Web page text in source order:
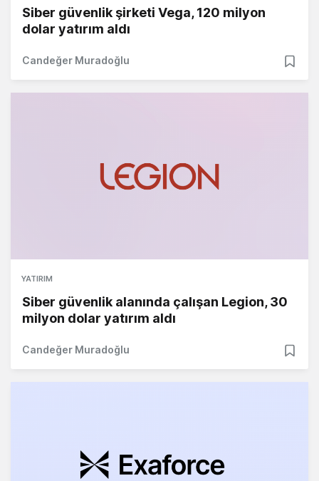
Siber güvenlik şirketi Vega, 120 milyon
dolar yatırım aldı
Candeğer Muradoğlu
YATIRIM
Siber güvenlik alanında çalışan Legion, 30
milyon dolar yatırım aldı
Candeğer Muradoğlu